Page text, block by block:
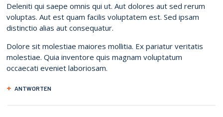
Deleniti qui saepe omnis qui ut. Aut dolores aut sed rerum
voluptas. Aut est quam facilis voluptatem est. Sed ipsam
distinctio alias aut consequatur.
Dolore sit molestiae maiores mollitia. Ex pariatur veritatis
molestiae. Quia inventore quis magnam voluptatum
occaecati eveniet laboriosam.
ANTWORTEN